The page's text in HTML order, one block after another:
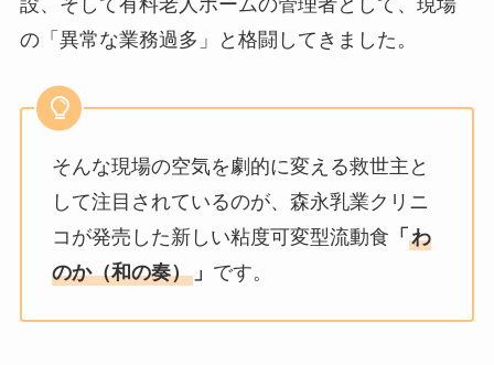
設、そして有料老人ホームの管理者として、現場
の「異常な業務過多」と格闘してきました。
そんな現場の空気を劇的に変える救世主と
して注目されているのが、森永乳業クリニ
コが発売した新しい粘度可変型流動食 「 わ
のか（和の奏）」 です。